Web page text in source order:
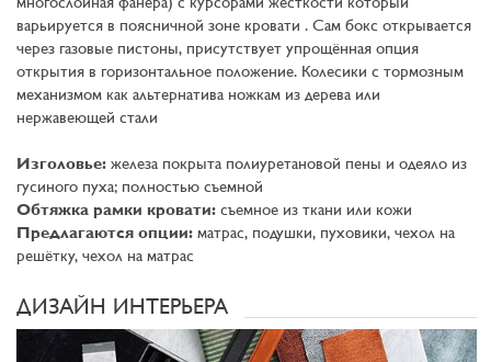
многослойная фанера) с курсорами жесткости который
варьируется в поясничной зоне кровати . Сам бокс открывается
через газовые пистоны, присутствует упрощённая опция
открытия в горизонтальное положение. Колесики с тормозным
механизмом как альтернатива ножкам из дерева или
нержавеющей стали
Изголовье: железа покрыта полиуретановой пены и одеяло из
гусиного пуха; полностью съемной
Обтяжка рамки кровати: съемное из ткани или кожи
Предлагаются опции: матрас, подушки, пуховики, чехол на
решётку, чехол на матрас
ДИЗАЙН ИНТЕРЬЕРА